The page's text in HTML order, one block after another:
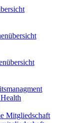
Mitgliedschaft